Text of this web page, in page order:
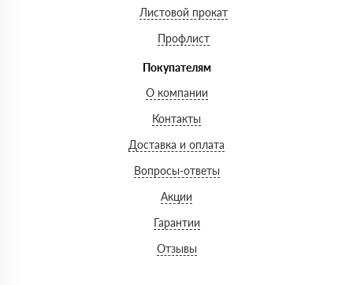
Листовой прокат
Профлист
Покупателям
О компании
Контакты
Доставка и оплата
Вопросы-ответы
Акции
Гарантии
Отзывы